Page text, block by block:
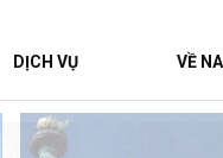
DỊCH VỤ VỀ